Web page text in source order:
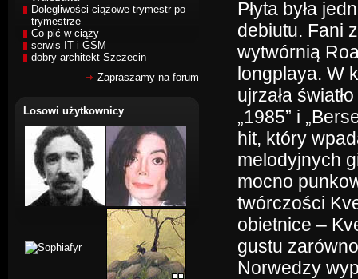
Dolegliwości ciążowe trymestr po
trymestrze
Co pić w ciąży
serwis IT i GSM
dobry architekt Szczecin
Zapraszamy na forum
Losowi użytkownicy
Płyta była
debiutu. Fani
wytwórnią
longplaya. W
ujrzała
„1985” i
hit, który
melodyjnych
mocno
twórczości
obietnice –
gustu
Norwedzy